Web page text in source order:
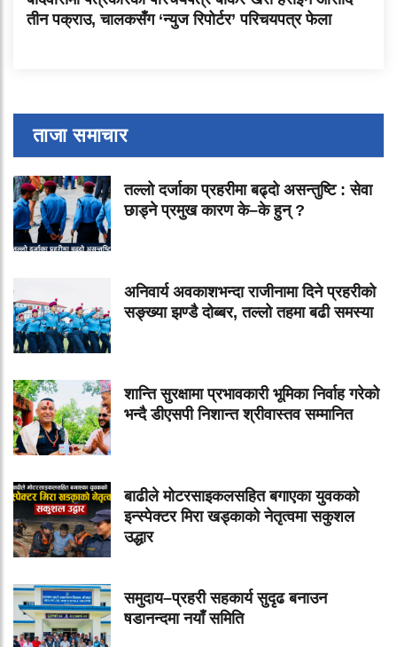
तीन पक्राउ, चालकसँग ‘न्युज रिपोर्टर’ परिचयपत्र फेला
ताजा समाचार
तल्लो दर्जाका प्रहरीमा बढ्दो असन्तुष्टि : सेवा
छाड्ने प्रमुख कारण के–के हुन् ?
अनिवार्य अवकाशभन्दा राजीनामा दिने प्रहरीको
सङ्ख्या झण्डै दोब्बर, तल्लो तहमा बढी समस्या
शान्ति सुरक्षामा प्रभावकारी भूमिका निर्वाह गरेको
भन्दै डीएसपी निशान्त श्रीवास्तव सम्मानित
बाढीले मोटरसाइकलसहित बगाएका युवकको
इन्स्पेक्टर मिरा खड्काको नेतृत्वमा सकुशल
उद्धार
समुदाय–प्रहरी सहकार्य सुदृढ बनाउन
षडानन्दमा नयाँ समिति